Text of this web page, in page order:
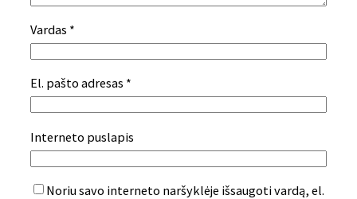
Vardas *
El. pašto adresas *
Interneto puslapis
Noriu savo interneto naršyklėje išsaugoti vardą, el.